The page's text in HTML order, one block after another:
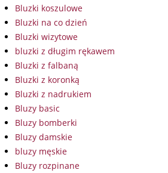
Bluzki koszulowe
Bluzki na co dzień
Bluzki wizytowe
bluzki z długim rękawem
Bluzki z falbaną
Bluzki z koronką
Bluzki z nadrukiem
Bluzy basic
Bluzy bomberki
Bluzy damskie
bluzy męskie
Bluzy rozpinane